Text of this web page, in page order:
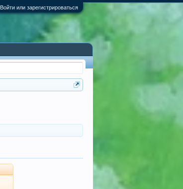
Войти или зарегистрироваться